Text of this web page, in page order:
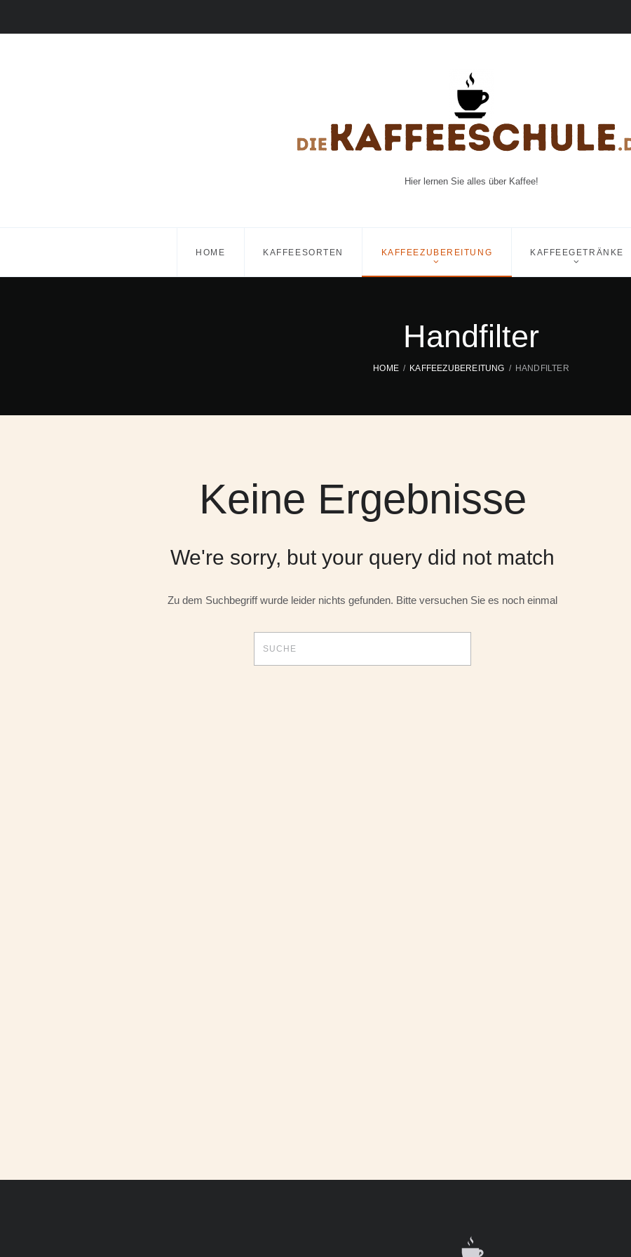
Hier lernen Sie alles über Kaffee!
HOME KAFFEESORTEN KAFFEEZUBEREITUNG KAFFEEGETRÄNKE
Handfilter
HOME KAFFEEZUBEREITUNG HANDFILTER
Keine Ergebnisse
We're sorry, but your query did not match
Zu dem Suchbegriff wurde leider nichts gefunden. Bitte versuchen Sie es noch einmal